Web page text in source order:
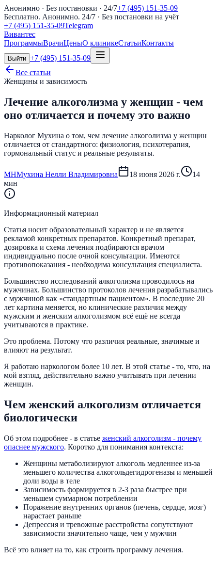
Анонимно · Без постановки · 24/7+7 (495) 151-35-09
Бесплатно. Анонимно. 24/7 · Без постановки на учёт
+7 (495) 151-35-09Telegram
Вивантес
ПрограммыВрачиЦеныО клиникеСтатьиКонтакты
Выйти +7 (495) 151-35-09
Все статьи
Женщины и зависимость
Лечение алкоголизма у женщин - чем
оно отличается и почему это важно
Нарколог Мухина о том, чем лечение алкоголизма у женщин
отличается от стандартного: физиология, психотерапия,
гормональный статус и реальные результаты.
МНМухина Нелли Владимировна 18 июня 2026 г.
14
мин
Информационный материал
Статья носит образовательный характер и не является
рекламой конкретных препаратов. Конкретный препарат,
дозировка и схема лечения подбираются врачом
индивидуально после очной консультации. Имеются
противопоказания - необходима консультация специалиста.
Большинство исследований алкоголизма проводилось на
мужчинах. Большинство протоколов лечения разрабатывались
с мужчиной как «стандартным пациентом». В последние 20
лет картина меняется, но клинические различия между
мужским и женским алкоголизмом всё ещё не всегда
учитываются в практике.
Это проблема. Потому что различия реальные, значимые и
влияют на результат.
Я работаю наркологом более 10 лет. В этой статье - то, что, на
мой взгляд, действительно важно учитывать при лечении
женщин.
Чем женский алкоголизм отличается
биологически
Об этом подробнее - в статье женский алкоголизм - почему
опаснее мужского. Коротко для понимания контекста:
Женщины метаболизируют алкоголь медленнее из-за
меньшего количества алкогольдегидрогеназы и меньшей
доли воды в теле
Зависимость формируется в 2-3 раза быстрее при
меньшем суммарном потреблении
Поражение внутренних органов (печень, сердце, мозг)
нарастает раньше
Депрессия и тревожные расстройства сопутствуют
зависимости значительно чаще, чем у мужчин
Всё это влияет на то, как строить программу лечения.